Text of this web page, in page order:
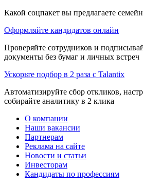
Какой соцпакет вы предлагаете
Оформляйте кандидатов онлайн
Проверяйте сотрудников и
документы без бумаг и личных встреч
Ускорьте подбор в 2 раза с Talantix
Автоматизируйте сбор откликов,
собирайте аналитику в 2 клика
О компании
Наши вакансии
Партнерам
Реклама на сайте
Новости и статьи
Инвесторам
Кандидаты по профессиям